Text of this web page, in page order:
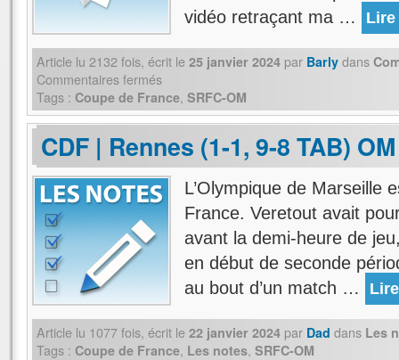
vidéo retraçant ma …
Article lu 2132 fois, écrit le 25 janvier 2024 par Barly dans
Commentaires fermés
Tags : Coupe de France, SRFC-OM
CDF | Rennes (1-1, 9-8 TAB)
L’Olympique de Marseille
France. Veretout avait
avant la demi-heure de
en début de seconde
au bout d’un match …
Article lu 1077fois, écrit le 22 janvier 2024 par Dad dans Les
Tags : Coupe de France, Les notes, SRFC-OM